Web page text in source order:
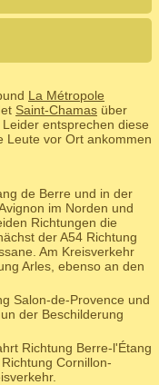
La Métropole
Saint-Chamas über
entsprechen diese
Leute vor Ort ankommen
de Berre und in der
im Norden und
Richtungen die
der A54 Richtung
Am Kreisverkehr
Arles, ebenso an den
Salon-de-Provence und
der Beschilderung
Richtung Berre-l'Étang
Cornillon-